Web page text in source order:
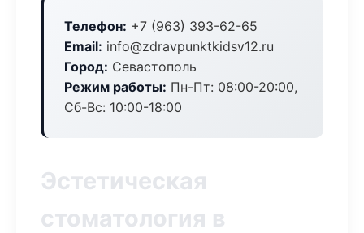
Телефон: +7 (963) 393-62-65
Email: info@zdravpunktkidsv12.ru
Город: Севастополь
Режим работы: Пн-Пт: 08:00-20:00,
Сб-Вс: 10:00-18:00
Эстетическая
стоматология в